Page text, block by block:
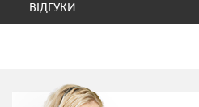
ВІДГУКИ